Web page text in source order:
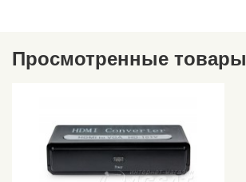
Просмотренные товары